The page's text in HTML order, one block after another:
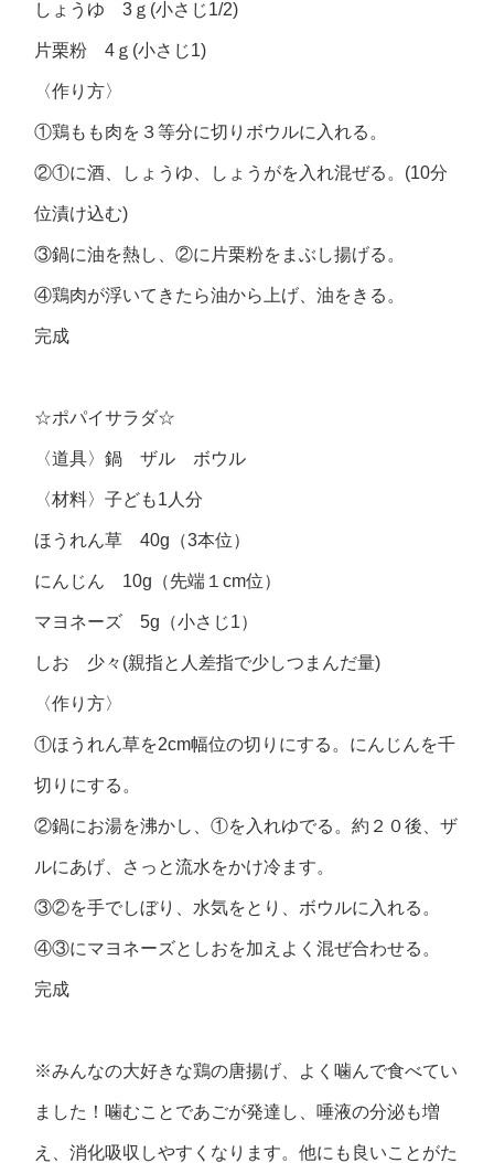
しょうゆ 3ｇ(小さじ1/2)
片栗粉 4ｇ(小さじ1)
〈作り方〉
①鶏もも肉を３等分に切りボウルに入れる。
②①に酒、しょうゆ、しょうがを入れ混ぜる。(10分
位漬け込む)
③鍋に油を熱し、②に片栗粉をまぶし揚げる。
④鶏肉が浮いてきたら油から上げ、油をきる。
完成
☆ポパイサラダ☆
〈道具〉鍋 ザル ボウル
〈材料〉子ども1人分
ほうれん草 40g（3本位）
にんじん 10g（先端１cm位）
マヨネーズ 5g（小さじ1）
しお 少々(親指と人差指で少しつまんだ量)
〈作り方〉
①ほうれん草を2cm幅位の切りにする。にんじんを千
切りにする。
②鍋にお湯を沸かし、①を入れゆでる。約２０後、ザ
ルにあげ、さっと流水をかけ冷ます。
③②を手でしぼり、水気をとり、ボウルに入れる。
④③にマヨネーズとしおを加えよく混ぜ合わせる。
完成
※みんなの大好きな鶏の唐揚げ、よく噛んで食べてい
ました！噛むことであごが発達し、唾液の分泌も増
え、消化吸収しやすくなります。他にも良いことがた